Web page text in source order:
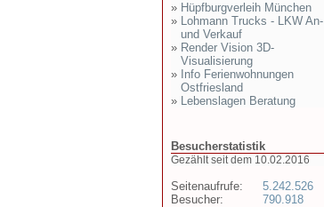
» Hüpfburgverleih München
» Lohmann Trucks - LKW An-
und Verkauf
» Render Vision 3D-
Visualisierung
» Info Ferienwohnungen
Ostfriesland
» Lebenslagen Beratung
Besucherstatistik
Gezählt seit dem 10.02.2016
Seitenaufrufe:
Besucher:
5.242.526
790.918